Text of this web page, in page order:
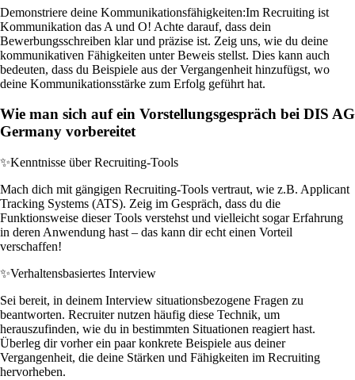
Demonstriere deine Kommunikationsfähigkeiten:Im Recruiting ist
Kommunikation das A und O! Achte darauf, dass dein
Bewerbungsschreiben klar und präzise ist. Zeig uns, wie du deine
kommunikativen Fähigkeiten unter Beweis stellst. Dies kann auch
bedeuten, dass du Beispiele aus der Vergangenheit hinzufügst, wo
deine Kommunikationsstärke zum Erfolg geführt hat.
Wie man sich auf ein Vorstellungsgespräch bei DIS AG
Germany vorbereitet
✨Kenntnisse über Recruiting-Tools
Mach dich mit gängigen Recruiting-Tools vertraut, wie z.B. Applicant
Tracking Systems (ATS). Zeig im Gespräch, dass du die
Funktionsweise dieser Tools verstehst und vielleicht sogar Erfahrung
in deren Anwendung hast – das kann dir echt einen Vorteil
verschaffen!
✨Verhaltensbasiertes Interview
Sei bereit, in deinem Interview situationsbezogene Fragen zu
beantworten. Recruiter nutzen häufig diese Technik, um
herauszufinden, wie du in bestimmten Situationen reagiert hast.
Überleg dir vorher ein paar konkrete Beispiele aus deiner
Vergangenheit, die deine Stärken und Fähigkeiten im Recruiting
hervorheben.